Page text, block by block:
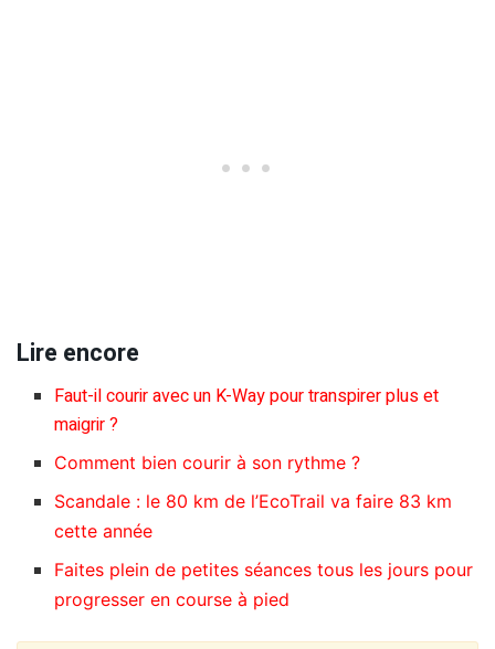
Lire encore
Faut-il courir avec un K-Way pour transpirer plus et
maigrir ?
Comment bien courir à son rythme ?
Scandale : le 80 km de l’EcoTrail va faire 83 km
cette année
Faites plein de petites séances tous les jours pour
progresser en course à pied